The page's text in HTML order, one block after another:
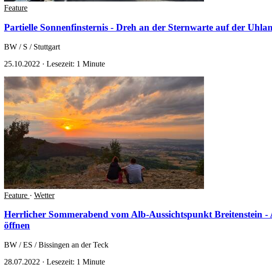
Feature
Partielle Sonnenfinsternis - Dreh an der Sternwarte auf der
BW / S / Stuttgart
25.10.2022 · Lesezeit: 1 Minute
Feature · Wetter
Herrlicher Sommerabend vom Alb-Aussichtspunkt Breitenstein
öffnen
BW / ES / Bissingen an der Teck
28.07.2022 · Lesezeit: 1 Minute